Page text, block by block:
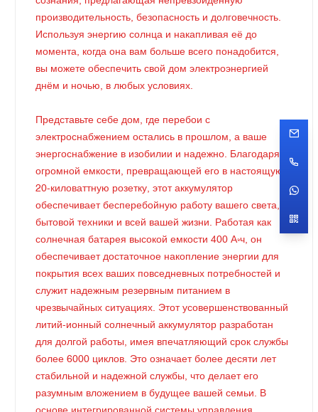
производительность, безопасность и долговечность.
Используя энергию солнца и накапливая её до
момента, когда она вам больше всего понадобится,
вы можете обеспечить свой дом электроэнергией
днём и ночью, в любых условиях.
Представьте себе дом, где перебои с
электроснабжением остались в прошлом, а ваше
энергоснабжение в изобилии и надежно. Благодаря
огромной емкости, превращающей его в настоящую
20-киловаттную розетку, этот аккумулятор
обеспечивает бесперебойную работу вашего света,
бытовой техники и всей вашей жизни. Работая как
солнечная батарея высокой емкости 400 А·ч, он
обеспечивает достаточное накопление энергии для
покрытия всех ваших повседневных потребностей и
служит надежным резервным питанием в
чрезвычайных ситуациях. Этот усовершенствованный
литий-ионный солнечный аккумулятор разработан
для долгой работы, имея впечатляющий срок службы
более 6000 циклов. Это означает более десяти лет
стабильной и надежной службы, что делает его
разумным вложением в будущее вашей семьи. В